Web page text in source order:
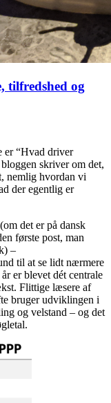
tilfredshed og
er “Hvad driver
skriver om det,
nemlig hvordan vi
der egentlig er
det er på dansk
første post, man
–
til at se lidt nærmere
er blevet dét centrale
Flittige læsere af
bruger udviklingen i
og velstand – og det